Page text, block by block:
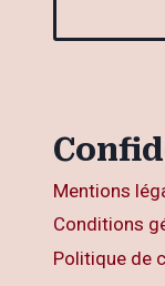
Mentions
Conditions
Politique de